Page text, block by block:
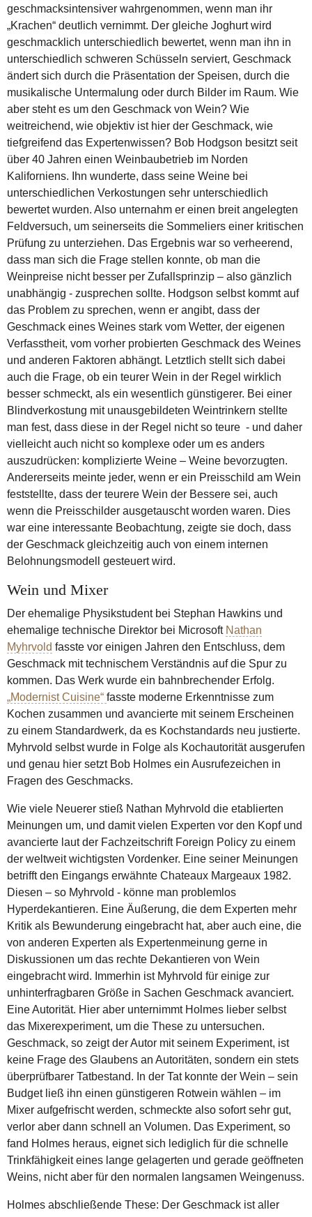
geschmacksintensiver wahrgenommen, wenn man ihr
„Krachen“ deutlich vernimmt. Der gleiche Joghurt wird
geschmacklich unterschiedlich bewertet, wenn man ihn in
unterschiedlich schweren Schüsseln serviert, Geschmack
ändert sich durch die Präsentation der Speisen, durch die
musikalische Untermalung oder durch Bilder im Raum. Wie
aber steht es um den Geschmack von Wein? Wie
weitreichend, wie objektiv ist hier der Geschmack, wie
tiefgreifend das Expertenwissen? Bob Hodgson besitzt seit
über 40 Jahren einen Weinbaubetrieb im Norden
Kaliforniens. Ihn wunderte, dass seine Weine bei
unterschiedlichen Verkostungen sehr unterschiedlich
bewertet wurden. Also unternahm er einen breit angelegten
Feldversuch, um seinerseits die Sommeliers einer kritischen
Prüfung zu unterziehen. Das Ergebnis war so verheerend,
dass man sich die Frage stellen konnte, ob man die
Weinpreise nicht besser per Zufallsprinzip – also gänzlich
unabhängig - zusprechen sollte. Hodgson selbst kommt auf
das Problem zu sprechen, wenn er angibt, dass der
Geschmack eines Weines stark vom Wetter, der eigenen
Verfasstheit, vom vorher probierten Geschmack des Weines
und anderen Faktoren abhängt. Letztlich stellt sich dabei
auch die Frage, ob ein teurer Wein in der Regel wirklich
besser schmeckt, als ein wesentlich günstigerer. Bei einer
Blindverkostung mit unausgebildeten Weintrinkern stellte
man fest, dass diese in der Regel nicht so teure - und daher
vielleicht auch nicht so komplexe oder um es anders
auszudrücken: komplizierte Weine – Weine bevorzugten.
Andererseits meinte jeder, wenn er ein Preisschild am Wein
feststellte, dass der teurere Wein der Bessere sei, auch
wenn die Preisschilder ausgetauscht worden waren. Dies
war eine interessante Beobachtung, zeigte sie doch, dass
der Geschmack gleichzeitig auch von einem internen
Belohnungsmodell gesteuert wird.
Wein und Mixer
Der ehemalige Physikstudent bei Stephan Hawkins und
ehemalige technische Direktor bei Microsoft Nathan
Myhrvold fasste vor einigen Jahren den Entschluss, dem
Geschmack mit technischem Verständnis auf die Spur zu
kommen. Das Werk wurde ein bahnbrechender Erfolg.
„Modernist Cuisine“ fasste moderne Erkenntnisse zum
Kochen zusammen und avancierte mit seinem Erscheinen
zu einem Standardwerk, da es Kochstandards neu justierte.
Myhrvold selbst wurde in Folge als Kochautorität ausgerufen
und genau hier setzt Bob Holmes ein Ausrufezeichen in
Fragen des Geschmacks.
Wie viele Neuerer stieß Nathan Myhrvold die etablierten
Meinungen um, und damit vielen Experten vor den Kopf und
avancierte laut der Fachzeitschrift Foreign Policy zu einem
der weltweit wichtigsten Vordenker. Eine seiner Meinungen
betrifft den Eingangs erwähnte Chateaux Margeaux 1982.
Diesen – so Myhrvold - könne man problemlos
Hyperdekantieren. Eine Äußerung, die dem Experten mehr
Kritik als Bewunderung eingebracht hat, aber auch eine, die
von anderen Experten als Expertenmeinung gerne in
Diskussionen um das rechte Dekantieren von Wein
eingebracht wird. Immerhin ist Myhrvold für einige zur
unhinterfragbaren Größe in Sachen Geschmack avanciert.
Eine Autorität. Hier aber unternimmt Holmes lieber selbst
das Mixerexperiment, um die These zu untersuchen.
Geschmack, so zeigt der Autor mit seinem Experiment, ist
keine Frage des Glaubens an Autoritäten, sondern ein stets
überprüfbarer Tatbestand. In der Tat konnte der Wein – sein
Budget ließ ihn einen günstigeren Rotwein wählen – im
Mixer aufgefrischt werden, schmeckte also sofort sehr gut,
verlor aber dann schnell an Volumen. Das Experiment, so
fand Holmes heraus, eignet sich lediglich für die schnelle
Trinkfähigkeit eines lange gelagerten und gerade geöffneten
Weins, nicht aber für den normalen langsamen Weingenuss.
Holmes abschließende These: Der Geschmack ist aller